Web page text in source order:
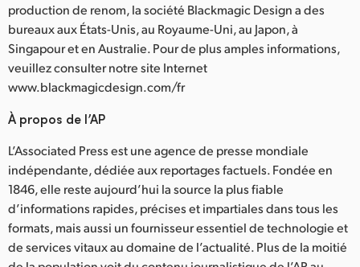
production de renom, la société Blackmagic Design a des
bureaux aux États-Unis, au Royaume-Uni, au Japon, à
Singapour et en Australie. Pour de plus amples informations,
veuillez consulter notre site Internet
www.blackmagicdesign.com/fr
À propos de l’AP
L’Associated Press est une agence de presse mondiale
indépendante, dédiée aux reportages factuels. Fondée en
1846, elle reste aujourd’hui la source la plus fiable
d’informations rapides, précises et impartiales dans tous les
formats, mais aussi un fournisseur essentiel de technologie et
de services vitaux au domaine de l’actualité. Plus de la moitié